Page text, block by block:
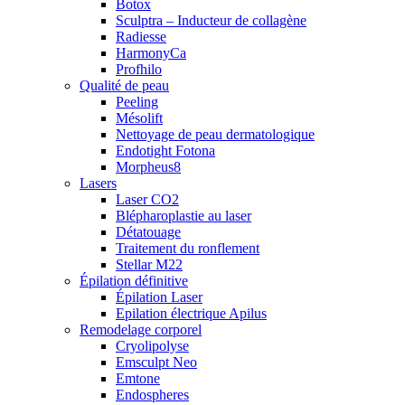
Botox
Sculptra – Inducteur de collagène
Radiesse
HarmonyCa
Profhilo
Qualité de peau
Peeling
Mésolift
Nettoyage de peau dermatologique
Endotight Fotona
Morpheus8
Lasers
Laser CO2
Blépharoplastie au laser
Détatouage
Traitement du ronflement
Stellar M22
Épilation définitive
Épilation Laser
Epilation électrique Apilus
Remodelage corporel
Cryolipolyse
Emsculpt Neo
Emtone
Endospheres